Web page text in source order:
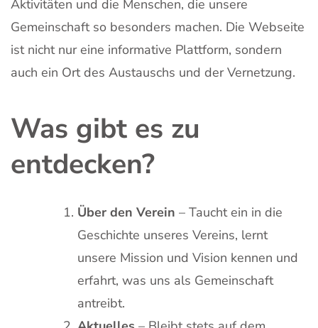
Aktivitäten und die Menschen, die unsere
Gemeinschaft so besonders machen. Die Webseite
ist nicht nur eine informative Plattform, sondern
auch ein Ort des Austauschs und der Vernetzung.
Was gibt es zu
entdecken?
Über den Verein – Taucht ein in die
Geschichte unseres Vereins, lernt
unsere Mission und Vision kennen und
erfahrt, was uns als Gemeinschaft
antreibt.